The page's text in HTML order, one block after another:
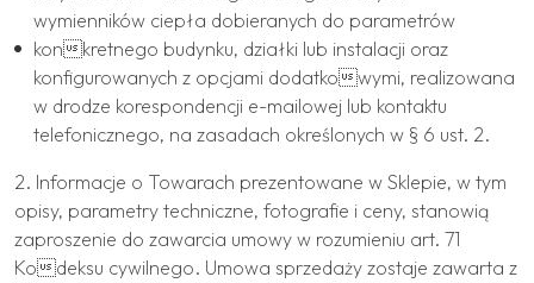
wymienników ciepła dobieranych do parametrów
konkretnego budynku, działki lub instalacji oraz
konfigurowanych z opcjami dodatkowymi, realizowana
w drodze korespondencji e-mailowej lub kontaktu
telefonicznego, na zasadach określonych w § 6 ust. 2.
2. Informacje o Towarach prezentowane w Sklepie, w tym
opisy, parametry techniczne, fotografie i ceny, stanowią
zaproszenie do zawarcia umowy w rozumieniu art. 71
Kodeksu cywilnego. Umowa sprzedaży zostaje zawarta z